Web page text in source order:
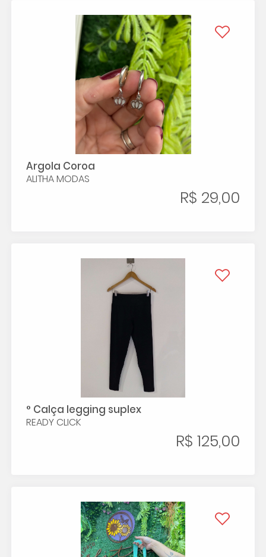
Argola Coroa
ALITHA MODAS
R$ 29,00
° Calça legging suplex
READY CLICK
R$ 125,00